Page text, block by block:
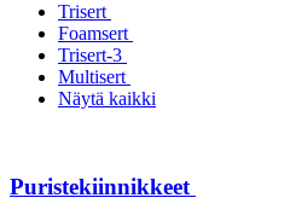
Trisert
Foamsert
Trisert-3
Multisert
Näytä kaikki
Puristekiinnikkeet